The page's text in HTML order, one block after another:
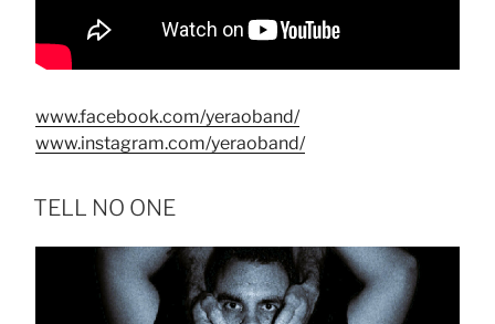
www.facebook.com/yeraoband/​
www.instagram.com/yeraoband/
TELL NO ONE